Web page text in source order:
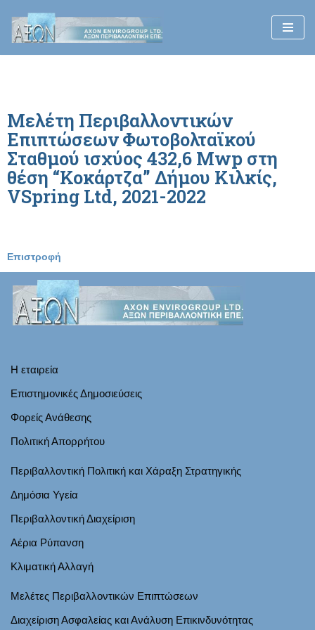
Μεταπηδήστε
στο
Μελέτη Περιβαλλοντικών
Επιπτώσεων Φωτοβολταϊκού
Σταθμού ισχύος 432,6 Mwp στη
θέση “Κοκάρτζα” Δήμου Κιλκίς,
VSpring Ltd, 2021-2022
Επιστροφή
Η εταιρεία
Επιστημονικές Δημοσιεύσεις
Φορείς Ανάθεσης
Πολιτική Απορρήτου
Περιβαλλοντική Πολιτική και Χάραξη Στρατηγικής
Δημόσια Υγεία
Περιβαλλοντική Διαχείριση
Αέρια Ρύπανση
Κλιματική Αλλαγή
Μελέτες Περιβαλλοντικών Επιπτώσεων
Διαχείριση Ασφαλείας και Ανάλυση Επικινδυνότητας